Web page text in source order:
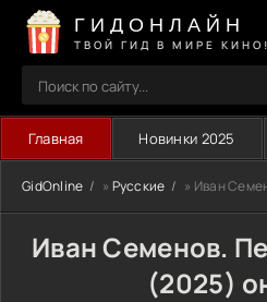
ГИДОНЛАЙН
ТВОЙ ГИД В МИРЕ КИНО!
Главная Новинки 2025
GidOnline » Русские » Иван
Иван Семенов.
(2025)